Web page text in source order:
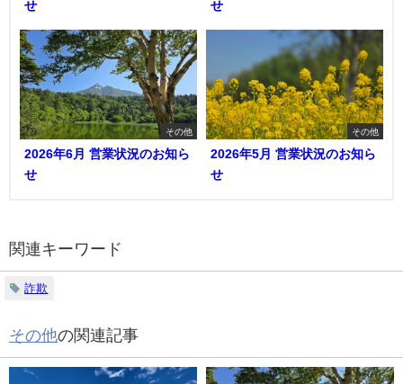
せ
せ
その他
2026年6月 営業状況のお知ら
せ
その他
2026年5月 営業状況のお知ら
せ
関連キーワード
詐欺
その他の関連記事